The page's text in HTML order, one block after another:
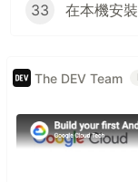
33
The DEV Team